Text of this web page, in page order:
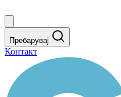
Пребарувај
Контакт